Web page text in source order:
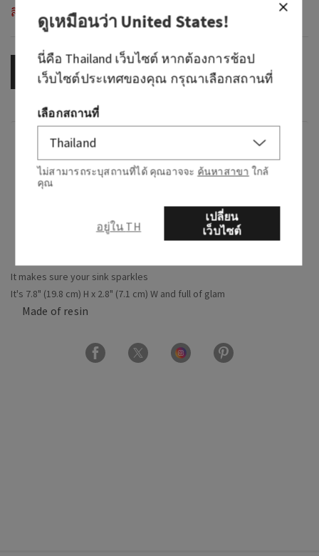
สินค้าหมดสต็อก
OUT OF STOCK
ภาพรวม
What it does: dispenses your favourite Bath &
Body Works Gentle Foaming Hand Soap (sold
It makes sure your sink sparkles
It's 7.8" (19.8 cm) H x 2.8" (7.1 cm) W and full of glam
Made of resin
ดูเหมือนว่าUnited States!
นี่คือ Thailand เว็บไซต์ หากต้องการช้อป
เว็บไซต์ประเทศของคุณ กรุณาเลือกสถานที่
เลือกสถานที่
ไม่สามารถระบุสถานที่ได้ คุณอาจจะ ค้นหาสาขา ใกล้
คุณ
อยู่ใน TH
เปลี่ยน
เว็บไซต์